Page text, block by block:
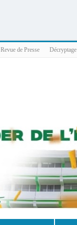
Revue de Presse Décryptage